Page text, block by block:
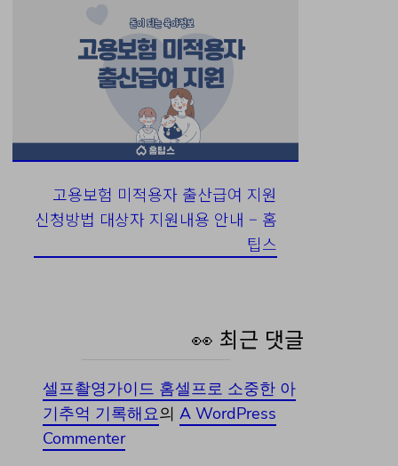
고용보험 미적용자 출산급여 지원
신청방법 대상자 지원내용 안내 – 홈
팁스
👀 최근 댓글
셀프촬영가이드 홈셀프로 소중한 아
기추억 기록해요의 A WordPress
Commenter